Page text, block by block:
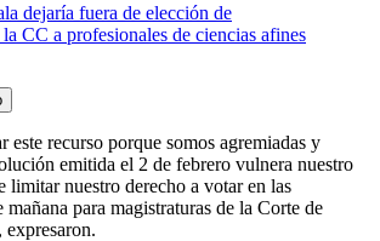
dejaría fuera de elección de
CC a profesionales de ciencias afines
este recurso porque somos agremiadas y
emitida el 2 de febrero vulnera nuestro
limitar nuestro derecho a votar en las
mañana para magistraturas de la Corte de